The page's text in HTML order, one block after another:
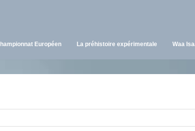
Européen La préhistoire expérimentale Waa